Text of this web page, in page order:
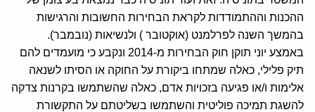
ההכנות וההתמודדות לקראת הבחירות החשובות והרגישות
בהמשך השנה לפרלמנט (אוקטובר ) ולנשיאות (נובמבר).
באמצע יוני תוקן חוק הבחירות מ-2014 ונקבע כי מועמדים להם
תיק פלילי, כאלה שמתחו ביקורת על החוקה או הסיתו לשנאה
אלימות ו/או פגיעה בזכויות אדם, כאלה שהשתמשו בקרנות צדקה
להשגת תמיכה פוליטית והשתמשו בשליטתם על התקשורת